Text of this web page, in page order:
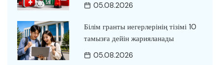
05.08.2026
Білім гранты иегерлерінің тізімі 10
тамызға дейін жарияланады
05.08.2026